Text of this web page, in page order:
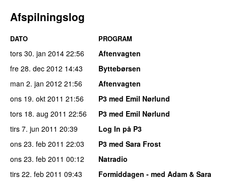
Afspilningslog
DATO PROGRAM
tors 30. jan 2014 22:56
Aftenvagten
fre 28. dec 2012 14:43
Byttebørsen
man 2. jan 2012 21:56
Aftenvagten
ons 19. okt 2011 21:56
P3 med Emil Nørlund
tors 18. aug 2011 22:56
P3 med Emil Nørlund
tirs 7. jun 2011 20:39
Log In på P3
ons 23. feb 2011 22:03
P3 med Sara Frost
ons 23. feb 2011 00:12
Natradio
tirs 22. feb 2011 09:43
Formiddagen - med Adam & Sara